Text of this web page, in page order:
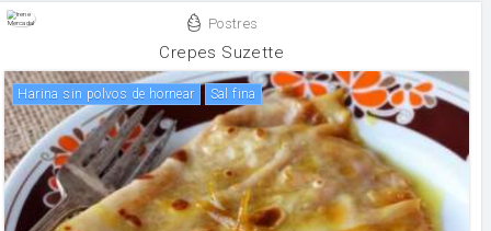
Postres
Crepes Suzette
harina sin polvos de hornear Sal fina